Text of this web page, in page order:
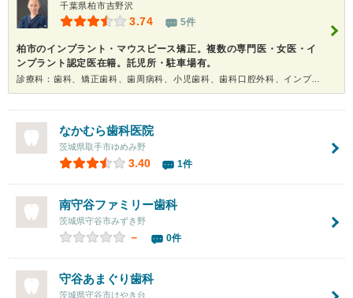
千葉県柏市吉野沢
3.74 5件
柏市のインプラント・マウスピース矯正。複数の専門医・女医・イ
ンプラント認定医在籍。託児所・駐車場有。
診療科：歯科、矯正歯科、歯周病科、小児歯科、歯科口腔外科、インプラント、ホワイトニング
なかむら歯科医院
茨城県取手市ゆめみ野
3.40 1件
南守谷ファミリー歯科
茨城県守谷市みずき野
－ 0件
守谷あまぐり歯科
茨城県守谷市けやき台